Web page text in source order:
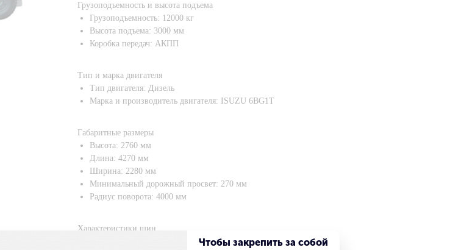
Грузоподъемность и высота подъема
Грузоподъемность: 12000 кг
Высота подъема: 3000 мм
Коробка передач: АКПП
Тип и марка двигателя
Тип двигателя: Дизель
Марка и производитель двигателя: ISUZU 6BG1Т
Габаритные размеры
Высота: 2760 мм
Длина: 4270 мм
Ширина: 2280 мм
Минимальный дорожный просвет: 270 мм
Радиус поворота: 4000 мм
Характеристики шин
Чтобы закрепить за собой